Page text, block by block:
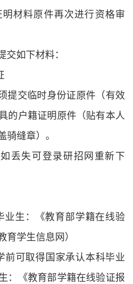
材料原件再次进行资格审
交如下材料：
提交临时身份证原件（有效
的户籍证明原件（贴有本人
骑缝章）。
丢失可登录研招网重新下
业生：《教育部学籍在线验
育学生信息网）
前可取得国家承认本科毕业
：《教育部学籍在线验证报